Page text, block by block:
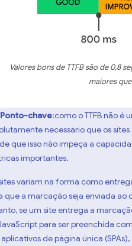
Valores bons de TTFB são de 0,8
maiores
Ponto-chave:como o TTFB não é
necessário que os
que isso não impeça a
importantes.
variam na forma como
que a marcação seja enviada ao
se um site entrega a
para ser preenchida
de página única